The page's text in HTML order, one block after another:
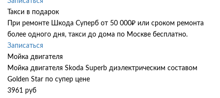
Такси в подарок
При ремонте Шкода Суперб от 50 000₽ или сроком ремонта
более одного дня, такси до дома по Москве бесплатно.
Записаться
Мойка двигателя
Мойка двигателя Skoda Superb диэлектрическим составом
Golden Star по супер цене
3961 руб